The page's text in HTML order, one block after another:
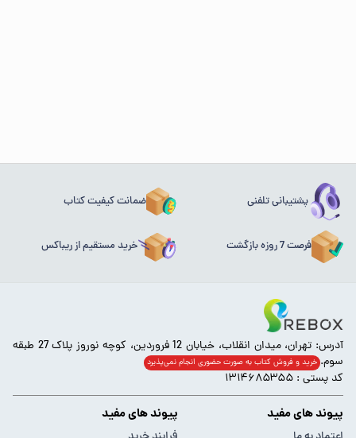
پشتیبانی تلفنی ضمانت کیفیت کتاب
فرصت 7 روزه بازگشت خرید مستقیم از ریباکس
آدرس: تهران، میدان انقلاب، خیابان 12 فروردین، کوچه نوروز پلاک 27 طبقه
سوم. خرید و فروش کتاب به صورت حضوری انجام‌ نمی‌پذیرد
کد پستی : ۱۳۱۴۶۸۵۳۵۵
پیوند های مفید پیوند های مفید